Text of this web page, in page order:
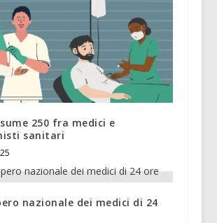
250 fra medici e
sanitari
nazionale dei medici di 24